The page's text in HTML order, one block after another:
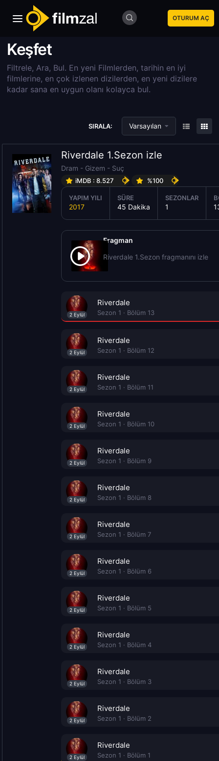
OTURUM AÇ
Keşfet
Filtrele, Ara, Bul. En yeni Filmlerden, tarihin en iyi
filmlerine, en çok izlenen dizilerden, en yeni dizilere
kadar sana en uygun olanı kolayca bul.
SIRALA: Varsayılan
Riverdale 1.Sezon izle
Dram - Gizem - Suç
iMDB : 8.527 %100
YAPIM YILI
2017
SÜRE
45 Dakika
SEZONLAR
1
Fragman
Riverdale 1.Sezon fragmanını izle
Riverdale
Sezon 1 · Bölüm 13
2 Eylül
Riverdale
Sezon 1 · Bölüm 12
2 Eylül
Riverdale
Sezon 1 · Bölüm 11
2 Eylül
Riverdale
Sezon 1 · Bölüm 10
2 Eylül
Riverdale
Sezon 1 · Bölüm 9
2 Eylül
Riverdale
Sezon 1 · Bölüm 8
2 Eylül
Riverdale
Sezon 1 · Bölüm 7
2 Eylül
Riverdale
Sezon 1 · Bölüm 6
2 Eylül
Riverdale
Sezon 1 · Bölüm 5
2 Eylül
Riverdale
Sezon 1 · Bölüm 4
2 Eylül
Riverdale
Sezon 1 · Bölüm 3
2 Eylül
Riverdale
Sezon 1 · Bölüm 2
2 Eylül
Riverdale
Sezon 1 · Bölüm 1
2 Eylül